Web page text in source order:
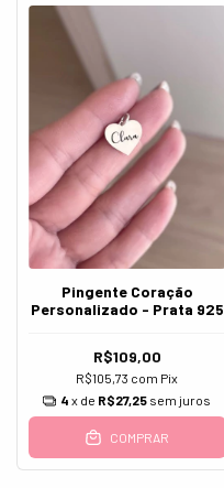
Pingente Coração
Personalizado - Prata 925
R$109,00
R$105,73 com Pix
4 x de R$27,25 sem juros
COMPRAR